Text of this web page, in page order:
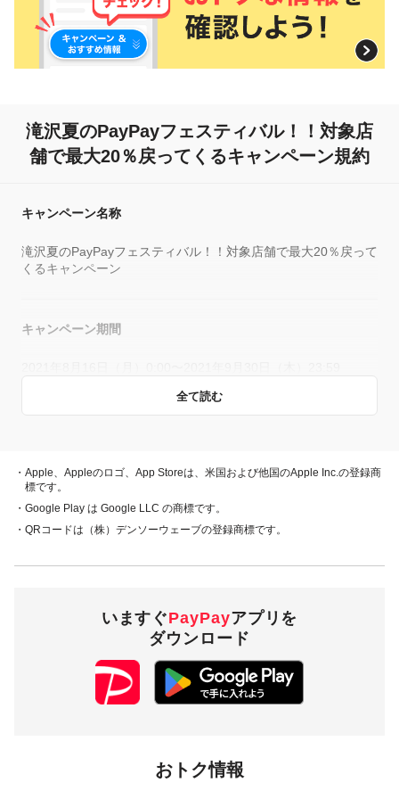
滝沢夏のPayPayフェスティバル！！ 対象店
舗で最大20％戻ってくるキャンペーン規約
全て読む
キャンペーン名称
滝沢夏のPayPayフェスティバル！！対象店舗で最大20％戻って
くるキャンペーン
キャンペーン期間
キャンペーン期間中、対象店舗で、PayPay残高、ヤフーカー
ド、PayPayあと払い（一括のみ）でお支払いをしていただい
た方に対し、下表のとおり後日PayPayボーナスを付与しま
す。
付与上限
10,000円相当／期間
岩手県滝沢市内のPayPay加盟店のうち
・Apple、Appleのロゴ、App Storeは、米国および他国のApple Inc.の登録商
標です。
・Google Play は Google LLC の商標です。
・QRコードは（株）デンソーウェーブの登録商標です。
いますぐPayPayアプリを
ダウンロード
おトク情報